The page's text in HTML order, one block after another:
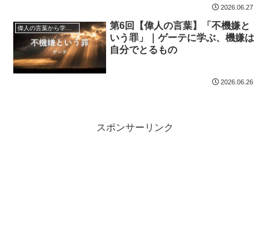
2026.06.27
偉人の言葉から学ぼう
第6回【偉人の言葉】「不機嫌と
いう罪」｜ゲーテに学ぶ、機嫌は
自分でとるもの
2026.06.26
スポンサーリンク